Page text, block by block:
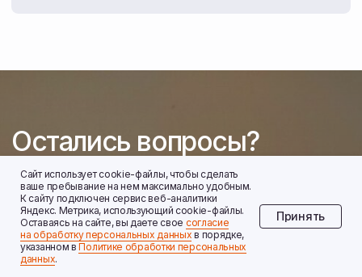
Сайт использует cookie-файлы, чтобы сделать
ваше пребывание на нем максимально удобным.
К cайту подключен сервис веб-аналитики
Яндекс. Метрика, использующий cookie-файлы.
Оставаясь на сайте, вы даете свое согласие
на обработку персональных данных в порядке,
указанном вПолитике обработки персональных
данных.
Принять